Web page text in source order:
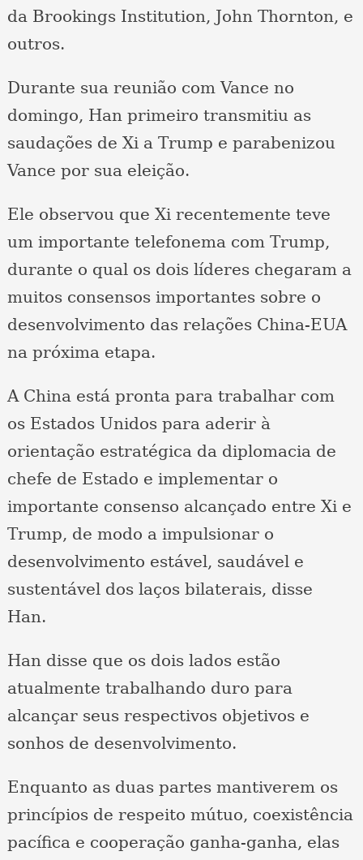
da Brookings Institution, John Thornton, e
outros.
Durante sua reunião com Vance no
domingo, Han primeiro transmitiu as
saudações de Xi a Trump e parabenizou
Vance por sua eleição.
Ele observou que Xi recentemente teve
um importante telefonema com Trump,
durante o qual os dois líderes chegaram a
muitos consensos importantes sobre o
desenvolvimento das relações China-EUA
na próxima etapa.
A China está pronta para trabalhar com
os Estados Unidos para aderir à
orientação estratégica da diplomacia de
chefe de Estado e implementar o
importante consenso alcançado entre Xi e
Trump, de modo a impulsionar o
desenvolvimento estável, saudável e
sustentável dos laços bilaterais, disse
Han.
Han disse que os dois lados estão
atualmente trabalhando duro para
alcançar seus respectivos objetivos e
sonhos de desenvolvimento.
Enquanto as duas partes mantiverem os
princípios de respeito mútuo, coexistência
pacífica e cooperação ganha-ganha, elas